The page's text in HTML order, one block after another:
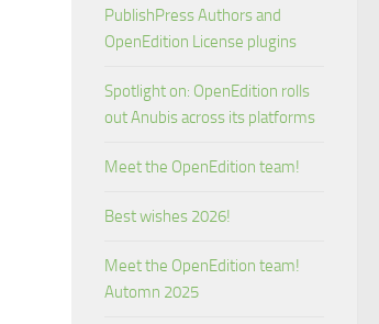
PublishPress Authors and
OpenEdition License plugins
Spotlight on: OpenEdition rolls
out Anubis across its platforms
Meet the OpenEdition team!
Best wishes 2026!
Meet the OpenEdition team!
Automn 2025